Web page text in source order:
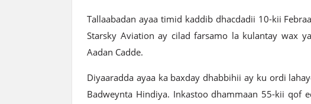
Tallaabadan ayaa timid kaddib dhacdadii 10-kii
Starsky Aviation ay cilad farsamo la kulantay wax
Aadan Cadde.
Diyaaradda ayaa ka baxday dhabbihii ay ku ordi
Badweynta Hindiya. Inkastoo dhammaan 55-kii qof